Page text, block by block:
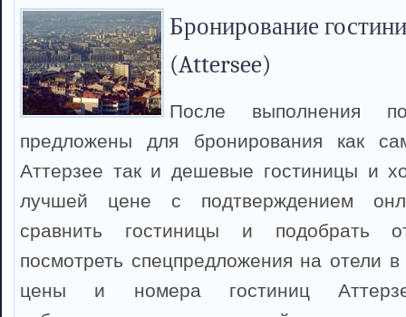
Бронирование
(Attersee)
После выполнения
предложены для бронирования как
Аттерзее так и дешевые гостиницы и
лучшей цене с подтверждением
сравнить гостиницы и подобрать
посмотреть спецпредложения на отели в
цены и номера гостиниц